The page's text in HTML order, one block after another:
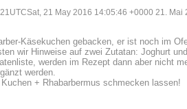
21 May 2016 14:05:46 +0000 21. Mai
Käsekuchen gebacken, er ist noch im
wir Hinweise auf zwei Zutatan: Joghurt
werden im Rezept dann aber nicht
werden.
+ Rhabarbermus schmecken lassen!